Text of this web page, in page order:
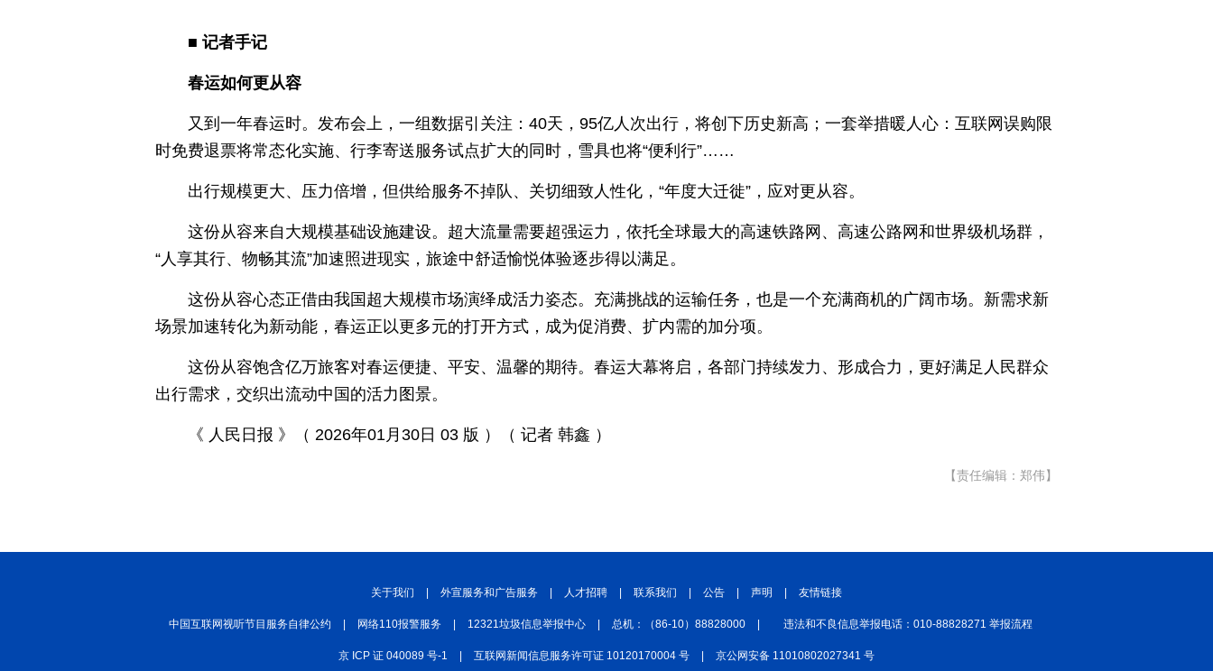
■ 记者手记
春运如何更从容
又到一年春运时。发布会上，一组数据引关注：40天，95亿人次出行，将创下历史新高；一套举措暖人心：互联网误购限
时免费退票将常态化实施、行李寄送服务试点扩大的同时，雪具也将“便利行”……
出行规模更大、压力倍增，但供给服务不掉队、关切细致人性化，“年度大迁徙”，应对更从容。
这份从容来自大规模基础设施建设。超大流量需要超强运力，依托全球最大的高速铁路网、高速公路网和世界级机场群，
“人享其行、物畅其流”加速照进现实，旅途中舒适愉悦体验逐步得以满足。
这份从容心态正借由我国超大规模市场演绎成活力姿态。充满挑战的运输任务，也是一个充满商机的广阔市场。新需求新
场景加速转化为新动能，春运正以更多元的打开方式，成为促消费、扩内需的加分项。
这份从容饱含亿万旅客对春运便捷、平安、温馨的期待。春运大幕将启，各部门持续发力、形成合力，更好满足人民群众
出行需求，交织出流动中国的活力图景。
《 人民日报 》（ 2026年01月30日 03 版 ）（ 记者 韩鑫 ）
【责任编辑：郑伟】
关于我们 外宣服务和广告服务 人才招聘 联系我们 公告 声明 友情链接
中国互联网视听节目服务自律公约 网络110报警服务 12321垃圾信息举报中心 总机：（86-10）88828000 违法和不良信息举报电话：010-88828271 举报流程
京 ICP 证 040089 号-1 互联网新闻信息服务许可证 10120170004 号 京公网安备 11010802027341 号